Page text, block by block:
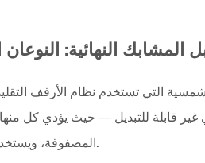
النهائية:
التي تستخدم نظام الأرفف
غير قابلة للتبديل — حيث يؤدي كل
المصفوفة، ويستخدم التثبيت المكتمل بشكل صحيح كليهما.